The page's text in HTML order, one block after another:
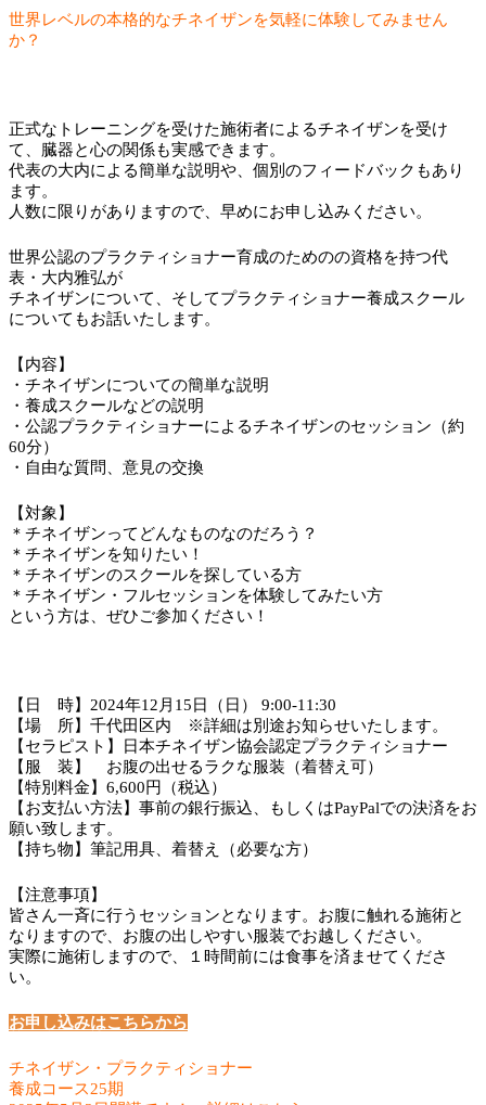
世界レベルの本格的なチネイザンを気軽に体験してみません
か？
正式なトレーニングを受けた施術者によるチネイザンを受け
て、臓器と心の関係も実感できます。
代表の大内による簡単な説明や、個別のフィードバックもあり
ます。
人数に限りがありますので、早めにお申し込みください。
世界公認のプラクティショナー育成のためのの資格を持つ代
表・大内雅弘が
チネイザンについて、そしてプラクティショナー養成スクール
についてもお話いたします。
【内容】
・チネイザンについての簡単な説明
・養成スクールなどの説明
・公認プラクティショナーによるチネイザンのセッション（約
60分）
・自由な質問、意見の交換
【対象】
＊チネイザンってどんなものなのだろう？
＊チネイザンを知りたい！
＊チネイザンのスクールを探している方
＊チネイザン・フルセッションを体験してみたい方
という方は、ぜひご参加ください！
【日 時】2024年12月15日（ 日 ） 9:00-11:30
【場 所】千代田区内 ※詳細は別途お知らせいたします。
【セラピスト】日本チネイザン協会認定プラクティショナー
【服 装】 お腹の出せるラクな服装（着替え可）
【特別料金】6,600円（税込）
【お支払い方法】事前の銀行振込、もしくはPayPalでの決済をお
願い致します。
【持ち物】筆記用具、着替え（必要な方）
【注意事項】
皆さん一斉に行うセッションとなります。お腹に触れる施術と
なりますので、お腹の出しやすい服装でお越しください。
実際に施術しますので、１時間前には食事を済ませてくださ
い。
お申し込みはこちらから
チネイザン・プラクティショナー
養成コース25期